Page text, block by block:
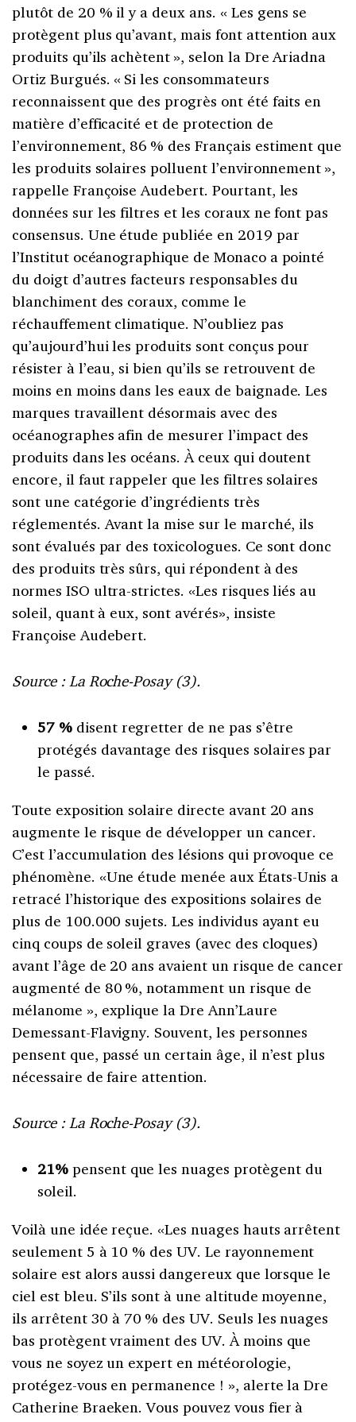
plutôt de 20 % il y a deux ans. « Les gens se
protègent plus qu’avant, mais font attention aux
produits qu’ils achètent », selon la Dre Ariadna
Ortiz Burgués. « Si les consommateurs
reconnaissent que des progrès ont été faits en
matière d’efficacité et de protection de
l’environnement, 86 % des Français estiment que
les produits solaires polluent l’environnement »,
rappelle Françoise Audebert. Pourtant, les
données sur les filtres et les coraux ne font pas
consensus. Une étude publiée en 2019 par
l’Institut océanographique de Monaco a pointé
du doigt d’autres facteurs responsables du
blanchiment des coraux, comme le
réchauffement climatique. N’oubliez pas
qu’aujourd’hui les produits sont conçus pour
résister à l’eau, si bien qu’ils se retrouvent de
moins en moins dans les eaux de baignade. Les
marques travaillent désormais avec des
océanographes afin de mesurer l’impact des
produits dans les océans. À ceux qui doutent
encore, il faut rappeler que les filtres solaires
sont une catégorie d’ingrédients très
réglementés. Avant la mise sur le marché, ils
sont évalués par des toxicologues. Ce sont donc
des produits très sûrs, qui répondent à des
normes ISO ultra-strictes. «Les risques liés au
soleil, quant à eux, sont avérés», insiste
Françoise Audebert.
Source : La Roche-Posay (3).
57 %disent regretter de ne pas s’être
protégés davantage des risques solaires par
le passé.
Toute exposition solaire directe avant 20 ans
augmente le risque de développer un cancer.
C’est l’accumulation des lésions qui provoque ce
phénomène. «Une étude menée aux États-Unis a
retracé l’historique des expositions solaires de
plus de 100.000 sujets. Les individus ayant eu
cinq coups de soleil graves (avec des cloques)
avant l’âge de 20 ans avaient un risque de cancer
augmenté de 80 %, notamment un risque de
mélanome », explique la Dre Ann’Laure
Demessant-Flavigny. Souvent, les personnes
pensent que, passé un certain âge, il n’est plus
nécessaire de faire attention.
Source : La Roche-Posay (3).
21%pensent que les nuages protègent du
soleil.
Voilà une idée reçue. «Les nuages hauts arrêtent
seulement 5 à 10 % des UV. Le rayonnement
solaire est alors aussi dangereux que lorsque le
ciel est bleu. S’ils sont à une altitude moyenne,
ils arrêtent 30 à 70 % des UV. Seuls les nuages
bas protègent vraiment des UV. À moins que
vous ne soyez un expert en météorologie,
protégez-vous en permanence ! », alerte la Dre
Catherine Braeken. Vous pouvez vous fier à